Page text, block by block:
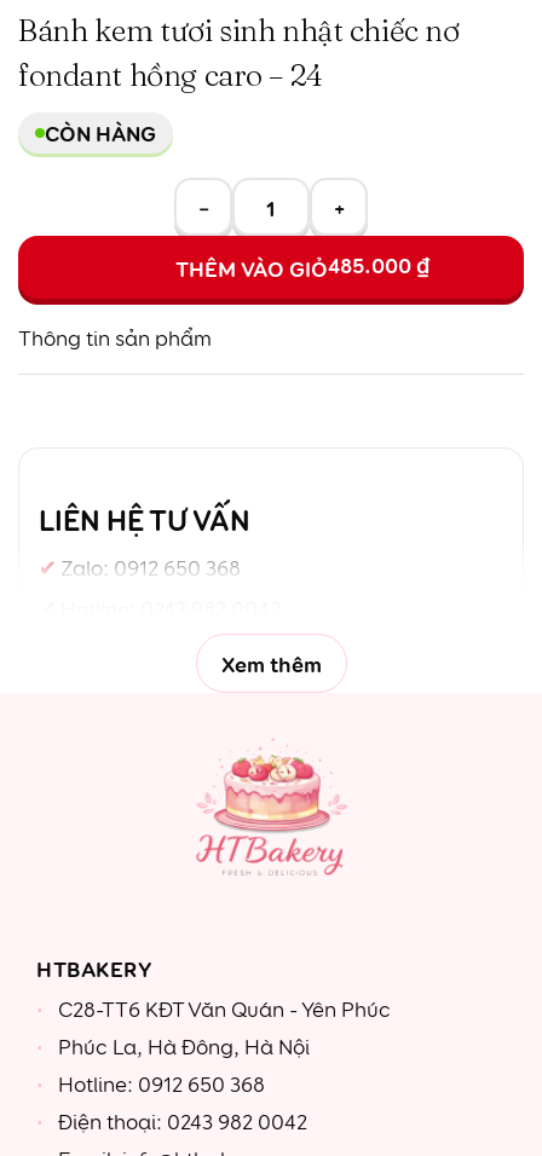
Bánh kem tươi sinh nhật chiếc nơ
fondant hồng caro – 24
CÒN HÀNG
−
+
THÊM VÀO GIỎ485.000₫
Thông tin sản phẩm
LIÊN HỆ TƯ VẤN
Zalo: 0912 650 368
Xem thêm
HTBAKERY
C28-TT6 KĐT Văn Quán - Yên Phúc
Phúc La, Hà Đông, Hà Nội
Hotline: 0912 650 368
Điện thoại: 0243 982 0042